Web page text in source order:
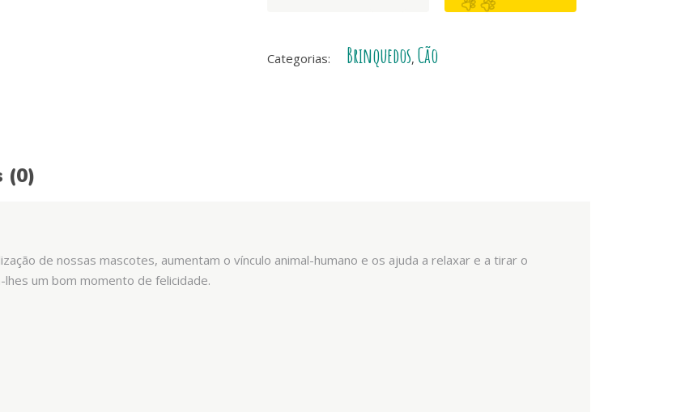
de
Categorias: Brinquedos, Cão
(0)
de nossas mascotes, aumentam o vínculo animal-humano e os ajuda a relaxar e a tirar o
um bom momento de felicidade.